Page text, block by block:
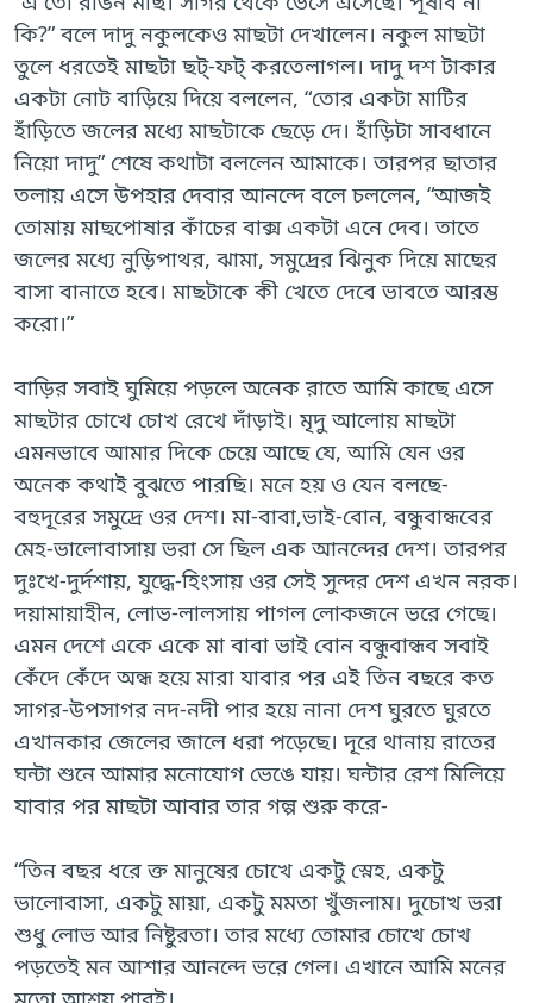
কি?” বলে দাদু নকুলকেও মাছটা দেখালেন। নকুল মাছটা
তুলে ধরতেই মাছটা ছট্-ফট্ করতেলাগল। দাদু দশ টাকার
একটা নোট বাড়িয়ে দিয়ে বললেন, “তোর একটা মাটির
হাঁড়িতে জলের মধ্যে মাছটাকে ছেড়ে দে। হাঁড়িটা সাবধানে
নিয়ো দাদু” শেষে কথাটা বললেন আমাকে। তারপর ছাতার
তলায় এসে উপহার দেবার আনন্দে বলে চললেন, “আজই
তোমায় মাছপোষার কাঁচের বাক্স একটা এনে দেব। তাতে
জলের মধ্যে নুড়িপাথর, ঝামা, সমুদ্রের ঝিনুক দিয়ে মাছের
বাসা বানাতে হবে। মাছটাকে কী খেতে দেবে ভাবতে আরম্ভ
করো।”
বাড়ির সবাই ঘুমিয়ে পড়লে অনেক রাতে আমি কাছে এসে
মাছটার চোখে চোখ রেখে দাঁড়াই। মৃদু আলোয় মাছটা
এমনভাবে আমার দিকে চেয়ে আছে যে, আমি যেন ওর
অনেক কথাই বুঝতে পারছি। মনে হয় ও যেন বলছে-
বহুদূরের সমুদ্রে ওর দেশ। মা-বাবা,ভাই-বোন, বন্ধুবান্ধবের
মেহ-ভালোবাসায় ভরা সে ছিল এক আনন্দের দেশ। তারপর
দুঃখে-দুর্দশায়, যুদ্ধে-হিংসায় ওর সেই সুন্দর দেশ এখন নরক।
দয়ামায়াহীন, লোভ-লালসায় পাগল লোকজনে ভরে গেছে।
এমন দেশে একে একে মা বাবা ভাই বোন বন্ধুবান্ধব সবাই
কেঁদে কেঁদে অন্ধ হয়ে মারা যাবার পর এই তিন বছরে কত
সাগর-উপসাগর নদ-নদী পার হয়ে নানা দেশ ঘুরতে ঘুরতে
এখানকার জেলের জালে ধরা পড়েছে। দূরে থানায় রাতের
ঘন্টা শুনে আমার মনোযোগ ভেঙে যায়। ঘন্টার রেশ মিলিয়ে
যাবার পর মাছটা আবার তার গল্প শুরু করে-
“তিন বছর ধরে ক্ত মানুষের চোখে একটু স্নেহ, একটু
ভালোবাসা, একটু মায়া, একটু মমতা খুঁজলাম। দুচোখ ভরা
শুধু লোভ আর নিষ্টুরতা। তার মধ্যে তোমার চোখে চোখ
পড়তেই মন আশার আনন্দে ভরে গেল। এখানে আমি মনের